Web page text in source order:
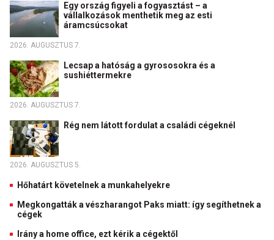
Egy ország figyeli a fogyasztást – a
vállalkozások menthetik meg az esti
áramcsúcsokat
2026. AUGUSZTUS 7.
Lecsap a hatóság a gyrososokra és a
sushiéttermekre
2026. AUGUSZTUS 7.
Rég nem látott fordulat a családi cégeknél
2026. AUGUSZTUS 5.
Hőhatárt követelnek a munkahelyekre
Megkongatták a vészharangot Paks miatt: így segíthetnek a
cégek
Irány a home office, ezt kérik a cégektől